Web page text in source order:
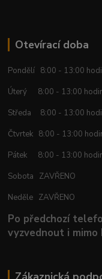
Otevírací doba
Pondělí 8:00 - 13:00
Úterý 8:00 - 13:00
Středa 8:00 - 13:00
Čtvrtek 8:00 - 13:00
Pátek 8:00 - 13:00
Sobota ZAVŘENO
Neděle ZAVŘENO
Po předchozí
vyzvednout i mimo